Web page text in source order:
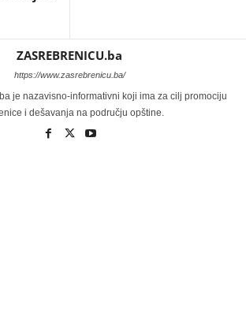
ZASREBRENICU.ba
https://www.zasrebrenicu.ba/
je nazavisno-informativni koji ima za cilj promociju
i dešavanja na području opštine.